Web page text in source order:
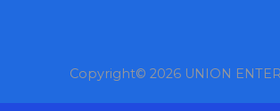
Copyright© 2026 UNION